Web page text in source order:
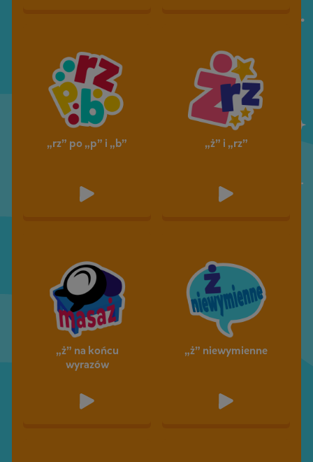
„rz” po „p” i „b” „ż” i „rz”
„ż” na końcu
wyrazów
„ż” niewymienne